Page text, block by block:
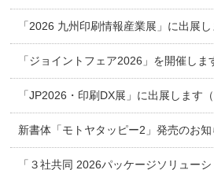
「2026 九州印刷情報産業展」に出展し
「ジョイントフェア2026」を開催しま
「JP2026・印刷DX展」に出展します（
新書体「モトヤタッピー2」発売のお知
「３社共同 2026パッケージソリュー